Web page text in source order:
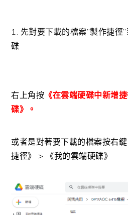
1. 先對要下載的檔案”製作捷徑
碟
右上角按 《在雲端硬碟中新增
碟》。
或者是對著要下載的檔案按右
捷徑》 > 《我的雲端硬碟》